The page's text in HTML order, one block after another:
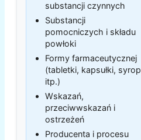
substancji czynnych
Substancji
pomocniczych i składu
powłoki
Formy farmaceutycznej
(tabletki, kapsułki, syrop
itp.)
Wskazań,
przeciwwskazań i
ostrzeżeń
Producenta i procesu